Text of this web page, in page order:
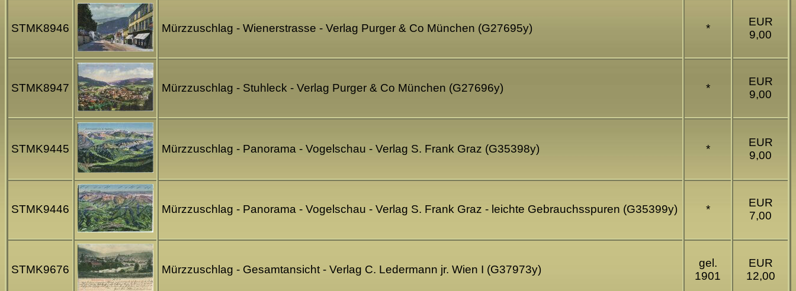
STMK8946 Mürzzuschlag - Wienerstrasse - Verlag Purger & Co München (G27695y) *
EUR
9,00
STMK8947 Mürzzuschlag - Stuhleck - Verlag Purger & Co München (G27696y) *
EUR
9,00
STMK9445 Mürzzuschlag - Panorama - Vogelschau - Verlag S. Frank Graz (G35398y) *
EUR
9,00
STMK9446 Mürzzuschlag - Panorama - Vogelschau - Verlag S. Frank Graz - leichte Gebrauchsspuren (G35399y) *
EUR
7,00
STMK9676 Mürzzuschlag - Gesamtansicht - Verlag C. Ledermann jr. Wien I (G37973y)
gel.
1901
EUR
12,00